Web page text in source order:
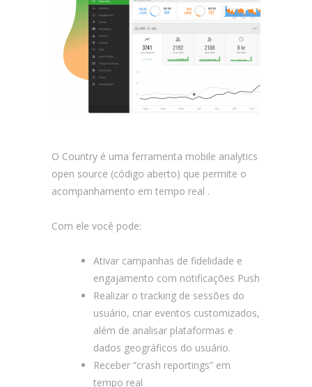
O Country é uma ferramenta mobile analytics
open source (código aberto) que permite o
acompanhamento em tempo real .
Com ele você pode:
Ativar campanhas de fidelidade e
engajamento com notificações Push
Realizar o tracking de sessões do
usuário, criar eventos customizados,
além de analisar plataformas e
dados geográficos do usuário.
Receber “crash reportings” em
tempo real